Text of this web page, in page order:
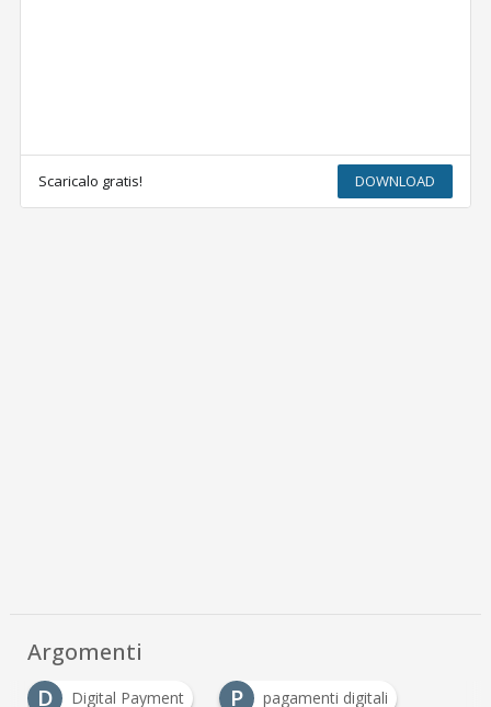
Scaricalo gratis! DOWNLOAD
Argomenti
D
Digital Payment P pagamenti digitali